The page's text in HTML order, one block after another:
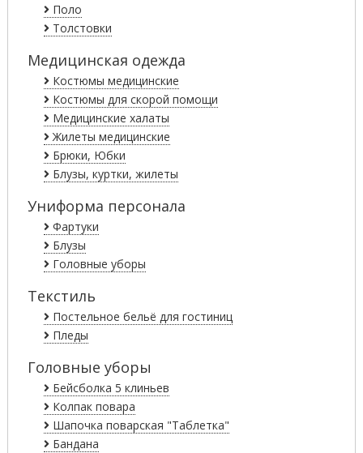
Поло
Толстовки
Медицинская одежда
Костюмы медицинские
Костюмы для скорой помощи
Медицинские халаты
Жилеты медицинские
Брюки, Юбки
Блузы, куртки, жилеты
Униформа персонала
Фартуки
Блузы
Головные уборы
Текстиль
Постельное бельё для гостиниц
Пледы
Головные уборы
Бейсболка 5 клиньев
Колпак повара
Шапочка поварская "Таблетка"
Бандана